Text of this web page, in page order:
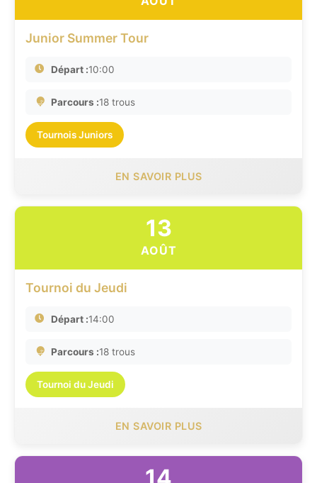
Junior Summer Tour
Départ :10:00
Parcours :18 trous
Tournois Juniors
EN SAVOIR PLUS
13
AOÛT
Tournoi du Jeudi
Départ :14:00
Parcours :18 trous
Tournoi du Jeudi
EN SAVOIR PLUS
14